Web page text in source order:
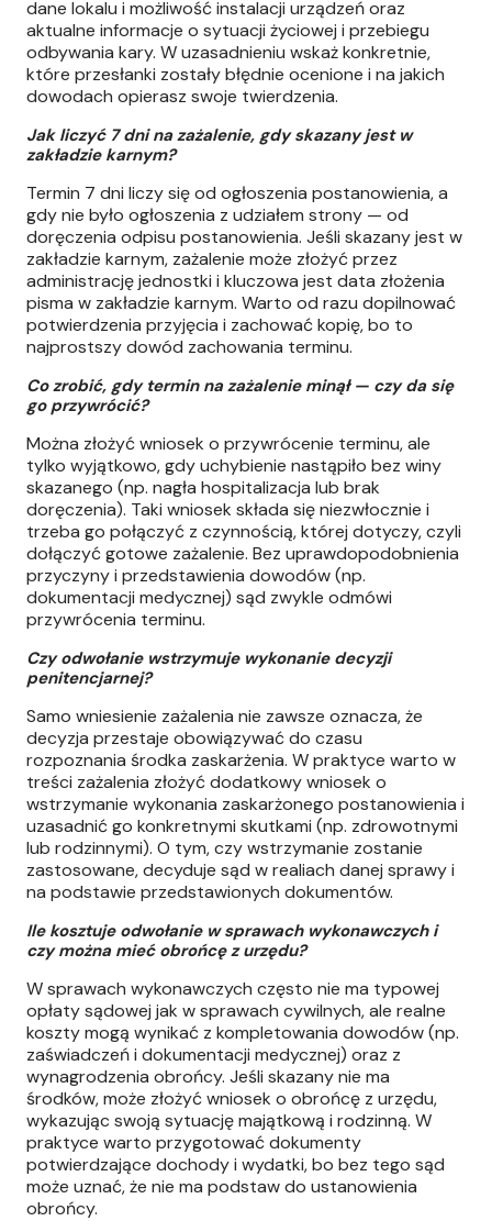
dane lokalu i możliwość instalacji urządzeń oraz
aktualne informacje o sytuacji życiowej i przebiegu
odbywania kary. W uzasadnieniu wskaż konkretnie,
które przesłanki zostały błędnie ocenione i na jakich
dowodach opierasz swoje twierdzenia.
Jak liczyć 7 dni na zażalenie, gdy skazany jest w
zakładzie karnym?
Termin 7 dni liczy się od ogłoszenia postanowienia, a
gdy nie było ogłoszenia z udziałem strony — od
doręczenia odpisu postanowienia. Jeśli skazany jest w
zakładzie karnym, zażalenie może złożyć przez
administrację jednostki i kluczowa jest data złożenia
pisma w zakładzie karnym. Warto od razu dopilnować
potwierdzenia przyjęcia i zachować kopię, bo to
najprostszy dowód zachowania terminu.
Co zrobić, gdy termin na zażalenie minął — czy da się
go przywrócić?
Można złożyć wniosek o przywrócenie terminu, ale
tylko wyjątkowo, gdy uchybienie nastąpiło bez winy
skazanego (np. nagła hospitalizacja lub brak
doręczenia). Taki wniosek składa się niezwłocznie i
trzeba go połączyć z czynnością, której dotyczy, czyli
dołączyć gotowe zażalenie. Bez uprawdopodobnienia
przyczyny i przedstawienia dowodów (np.
dokumentacji medycznej) sąd zwykle odmówi
przywrócenia terminu.
Czy odwołanie wstrzymuje wykonanie decyzji
penitencjarnej?
Samo wniesienie zażalenia nie zawsze oznacza, że
decyzja przestaje obowiązywać do czasu
rozpoznania środka zaskarżenia. W praktyce warto w
treści zażalenia złożyć dodatkowy wniosek o
wstrzymanie wykonania zaskarżonego postanowienia i
uzasadnić go konkretnymi skutkami (np. zdrowotnymi
lub rodzinnymi). O tym, czy wstrzymanie zostanie
zastosowane, decyduje sąd w realiach danej sprawy i
na podstawie przedstawionych dokumentów.
Ile kosztuje odwołanie w sprawach wykonawczych i
czy można mieć obrońcę z urzędu?
W sprawach wykonawczych często nie ma typowej
opłaty sądowej jak w sprawach cywilnych, ale realne
koszty mogą wynikać z kompletowania dowodów (np.
zaświadczeń i dokumentacji medycznej) oraz z
wynagrodzenia obrońcy. Jeśli skazany nie ma
środków, może złożyć wniosek o obrońcę z urzędu,
wykazując swoją sytuację majątkową i rodzinną. W
praktyce warto przygotować dokumenty
potwierdzające dochody i wydatki, bo bez tego sąd
może uznać, że nie ma podstaw do ustanowienia
obrońcy.